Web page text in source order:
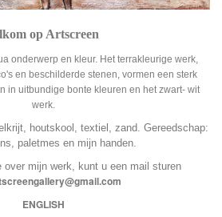
op Artscreen
onderwerp en kleur. Het terrakleurige werk,
en beschilderde stenen, vormen een sterk
in uitbundige bonte kleuren en het zwart- wit
werk.
houtskool, textiel, zand. Gereedschap:
paletmes en mijn handen.
over mijn werk, kunt u een mail sturen
ENGLISH